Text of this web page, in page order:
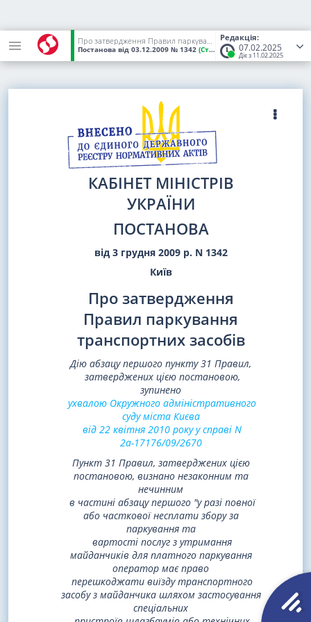
Редакція:
07.02.2025
Діє з 11.02.2025
Про затвердження Правил паркування транспортних засобів
Постанова від 03.12.2009 № 1342 (Статус: Чинний)
КАБІНЕТ МІНІСТРІВ
УКРАЇНИ
ПОСТАНОВА
від 3 грудня 2009 р. N 1342
Київ
Про затвердження
Правил паркування
транспортних засобів
Дію абзацу першого пункту 31 Правил,
затверджених цією постановою,
зупинено
ухвалою Окружного адміністративного
суду міста Києва
від 22 квітня 2010 року у справі N
2а-17176/09/2670
Пункт 31 Правил, затверджених цією
постановою, визнано незаконним та
нечинним
в частині абзацу першого "у разі повної
або часткової несплати збору за
паркування та
вартості послуг з утримання
майданчиків для платного паркування
оператор має право
перешкоджати виїзду транспортного
засобу з майданчика шляхом застосування
спеціальних